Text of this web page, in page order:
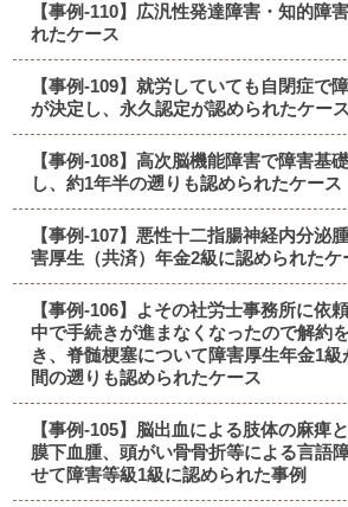
【事例-110】広汎性発達障害・知的障
れたケース
【事例-109】就労していても自閉症で
が決定し、永久認定が認められたケース
【事例-108】高次脳機能障害で障害基
し、約1年半の遡りも認められたケース
【事例-107】悪性十二指腸神経内分泌
害厚生（共済）年金2級に認められたケ
【事例-106】よその社労士事務所に依
中で手続きが進まなくなったので解約
き、脊髄梗塞について障害厚生年金1
間の遡りも認められたケース
【事例-105】脳出血による肢体の麻痺
膜下血腫、頭がい骨骨折等による言語
せて障害等級1級に認められた事例